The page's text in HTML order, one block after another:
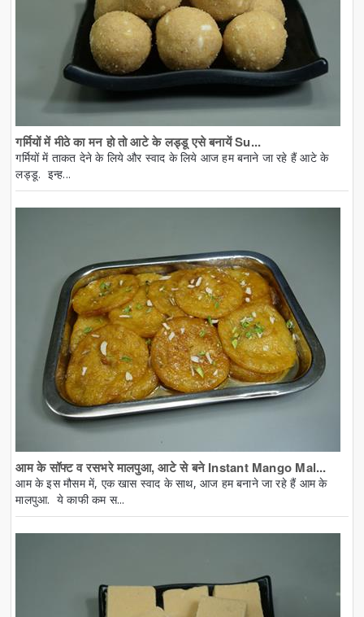
गर्मियों में मीठे का मन हो तो आटे के लड्डू एसे बनायें Su...
गर्मियों में ताकत देने के लिये और स्वाद के लिये आज हम बनाने जा रहे हैं आटे के
लड्डू. इन्ह...
आम के सॉफ्ट व रसभरे मालपुआ, आटे से बने Instant Mango Mal...
आम के इस मौसम में, एक खास स्वाद के साथ, आज हम बनाने जा रहे हैं आम के
मालपुआ. ये काफी कम स...